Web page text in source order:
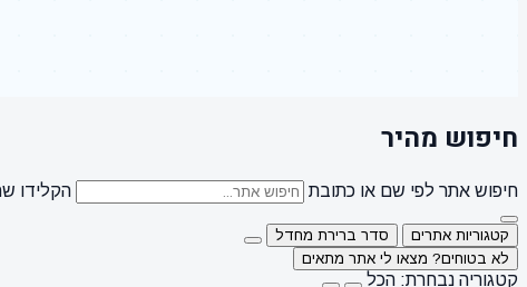
חיפוש מהיר
חיפוש אתר לפי שם או כתובת הקלידו
קטגוריות אתרים
סדר ברירת מחדל
לא בטוחים? מצאו לי אתר מתאים
קטגוריה נבחרת: הכל